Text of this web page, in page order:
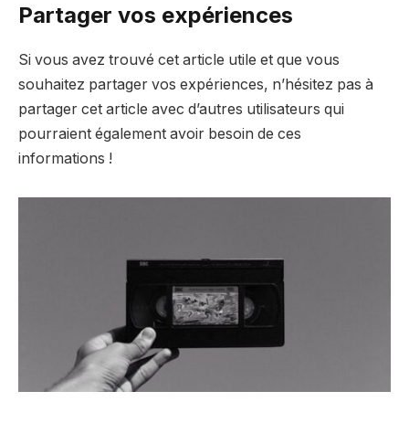
Partager vos expériences
Si vous avez trouvé cet article utile et que vous
souhaitez partager vos expériences, n’hésitez pas à
partager cet article avec d’autres utilisateurs qui
pourraient également avoir besoin de ces
informations !